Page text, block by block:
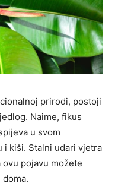
prirodi, postoji
Naime, fikus
u svom
i kiši. Stalni udari vjetra
pojavu možete